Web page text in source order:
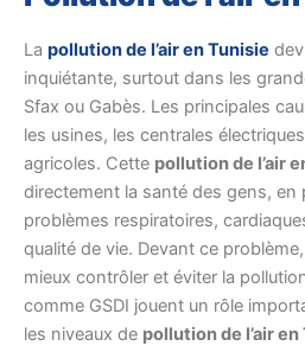
La pollution de l’air en Tunisie
inquiétante, surtout dans les
Sfax ou Gabès. Les principales
les usines, les centrales
agricoles. Cette pollution de l’air
directement la santé des gens, en
problèmes respiratoires,
qualité de vie. Devant ce
mieux contrôler et éviter la
comme GSDI jouent un rôle
les niveaux de pollution de l’air en